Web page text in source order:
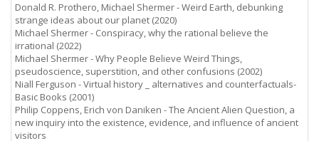
Donald R. Prothero, Michael Shermer - Weird Earth, debunking
strange ideas about our planet (2020)
Michael Shermer - Conspiracy, why the rational believe the
irrational (2022)
Michael Shermer - Why People Believe Weird Things,
pseudoscience, superstition, and other confusions (2002)
Niall Ferguson - Virtual history _ alternatives and counterfactuals-
Basic Books (2001)
Philip Coppens, Erich von Daniken - The Ancient Alien Question, a
new inquiry into the existence, evidence, and influence of ancient
visitors